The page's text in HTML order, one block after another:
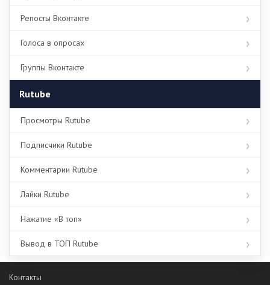
Репосты Вконтакте
Голоса в опросах
Группы Вконтакте
Rutube
Просмотры Rutube
Подписчики Rutube
Комментарии Rutube
Лайки Rutube
Нажатие «В топ»
Вывод в ТОП Rutube
Контакты